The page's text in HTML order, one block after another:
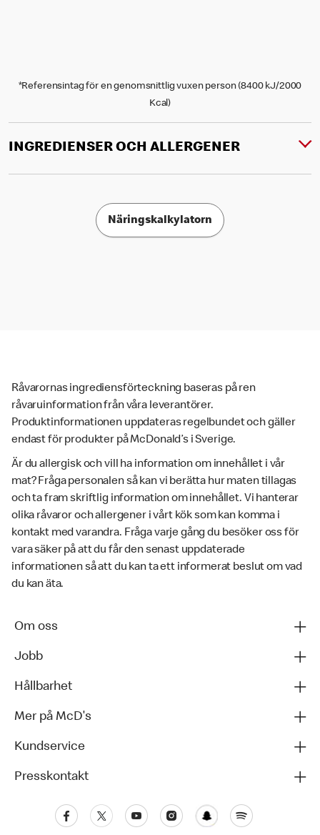
*Referensintag för en genomsnittlig vuxen person (8400 kJ/2000
Kcal)
INGREDIENSER OCH ALLERGENER
Näringskalkylatorn
Råvarornas ingrediensförteckning baseras på ren
råvaruinformation från våra leverantörer.
Produktinformationen uppdateras regelbundet och gäller
endast för produkter på McDonald’s i Sverige.
Är du allergisk och vill ha information om innehållet i vår
mat? Fråga personalen så kan vi berätta hur maten tillagas
och ta fram skriftlig information om innehållet. Vi hanterar
olika råvaror och allergener i vårt kök som kan komma i
kontakt med varandra. Fråga varje gång du besöker oss för
vara säker på att du får den senast uppdaterade
informationen så att du kan ta ett informerat beslut om vad
du kan äta.
Om oss
Jobb
Hållbarhet
Mer på McD's
Kundservice
Presskontakt